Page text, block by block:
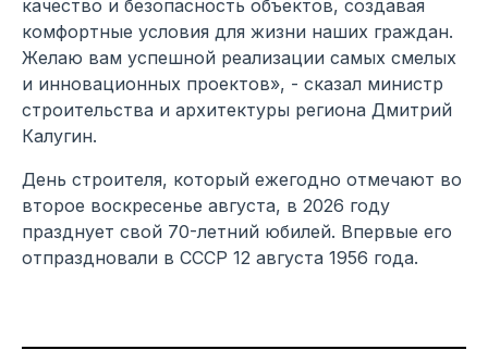
качество и безопасность объектов, создавая
комфортные условия для жизни наших граждан.
Желаю вам успешной реализации самых смелых
и инновационных проектов», - сказал министр
строительства и архитектуры региона Дмитрий
Калугин.
День строителя, который ежегодно отмечают во
второе воскресенье августа, в 2026 году
празднует свой 70-летний юбилей. Впервые его
отпраздновали в СССР 12 августа 1956 года.